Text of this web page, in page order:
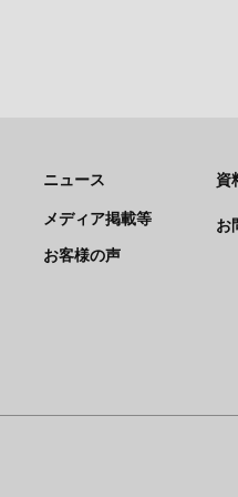
ニュース
メディア掲載等
お客様の声
資
お